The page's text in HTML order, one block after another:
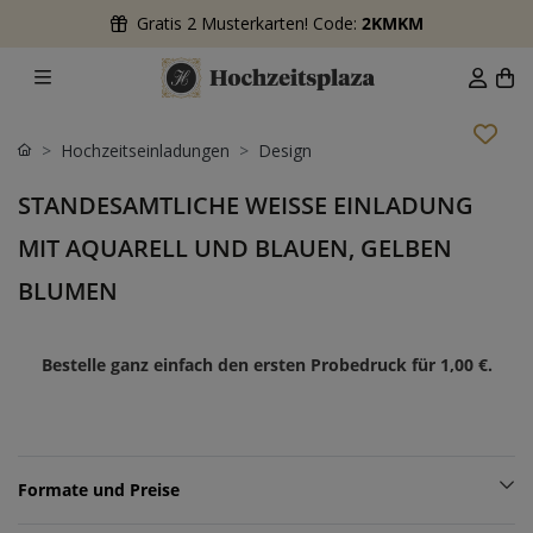
Gratis 2 Musterkarten! Code: 2KMKM
Hochzeitseinladungen Design
STANDESAMTLICHE WEISSE EINLADUNG M
IT AQUARELL UND BLAUEN, GELBEN B
LUMEN
Bestelle ganz einfach den ersten Probedruck für 1,00 €.
Formate und Preise